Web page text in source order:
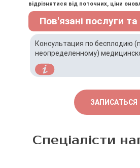
відрізнятися від поточних, ціни
Пов'язані послуги та
Консультация по бесплодию
неопределенному)
ЗАПИСАТЬСЯ
Спеціалісти